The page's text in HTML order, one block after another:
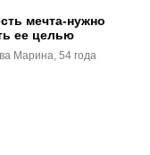
мечта-нужно
ее целью
Марина, 54 года